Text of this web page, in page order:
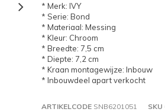
* Merk: IVY
* Serie: Bond
* Materiaal: Messing
* Kleur: Chroom
* Breedte: 7,5 cm
* Diepte: 7,2 cm
* Kraan montagewijze: Inbouw
* Inbouwdeel apart verkocht
ARTIKELCODESNB6201051 SKU